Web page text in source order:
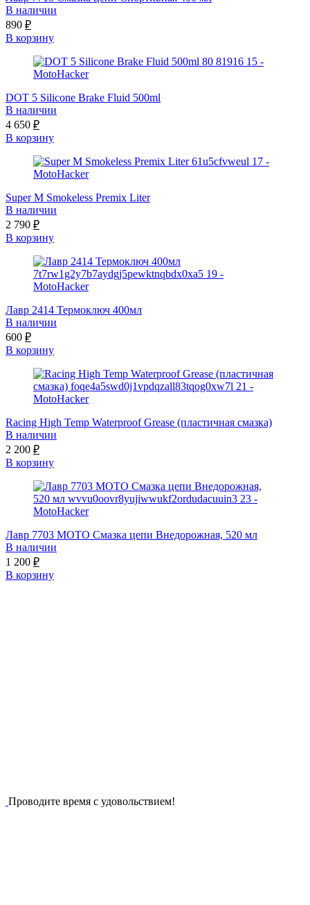
В наличии
890 ₽
В корзину
DOT 5 Silicone Brake Fluid 500ml
В наличии
4 650 ₽
В корзину
Super M Smokeless Premix Liter
В наличии
2 790 ₽
В корзину
Лавр 2414 Термоключ 400мл
В наличии
600 ₽
В корзину
Racing High Temp Waterproof Grease (пластичная смазка)
В наличии
2 200 ₽
В корзину
Лавр 7703 МОТО Смазка цепи Внедорожная, 520 мл
В наличии
1 200 ₽
В корзину
Проводите время с удовольствием!